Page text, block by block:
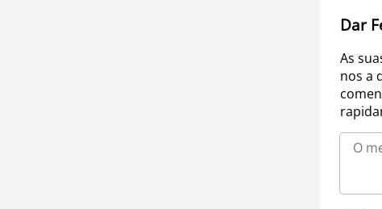
Dar
As
nos a